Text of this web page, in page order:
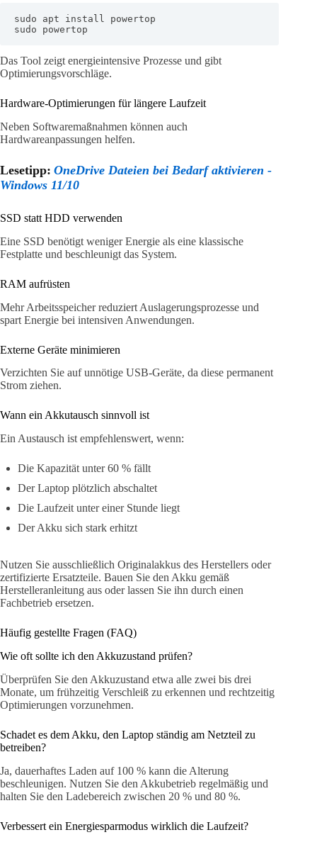
sudo apt install powertop
sudo powertop
Das Tool zeigt energieintensive Prozesse und gibt
Optimierungsvorschläge.
Hardware-Optimierungen für längere Laufzeit
Neben Softwaremaßnahmen können auch
Hardwareanpassungen helfen.
Lesetipp: OneDrive Dateien bei Bedarf aktivieren -
Windows 11/10
SSD statt HDD verwenden
Eine SSD benötigt weniger Energie als eine klassische
Festplatte und beschleunigt das System.
RAM aufrüsten
Mehr Arbeitsspeicher reduziert Auslagerungsprozesse und
spart Energie bei intensiven Anwendungen.
Externe Geräte minimieren
Verzichten Sie auf unnötige USB-Geräte, da diese permanent
Strom ziehen.
Wann ein Akkutausch sinnvoll ist
Ein Austausch ist empfehlenswert, wenn:
Die Kapazität unter 60 % fällt
Der Laptop plötzlich abschaltet
Die Laufzeit unter einer Stunde liegt
Der Akku sich stark erhitzt
Nutzen Sie ausschließlich Originalakkus des Herstellers oder
zertifizierte Ersatzteile. Bauen Sie den Akku gemäß
Herstelleranleitung aus oder lassen Sie ihn durch einen
Fachbetrieb ersetzen.
Häufig gestellte Fragen (FAQ)
Wie oft sollte ich den Akkuzustand prüfen?
Überprüfen Sie den Akkuzustand etwa alle zwei bis drei
Monate, um frühzeitig Verschleiß zu erkennen und rechtzeitig
Optimierungen vorzunehmen.
Schadet es dem Akku, den Laptop ständig am Netzteil zu
betreiben?
Ja, dauerhaftes Laden auf 100 % kann die Alterung
beschleunigen. Nutzen Sie den Akkubetrieb regelmäßig und
halten Sie den Ladebereich zwischen 20 % und 80 %.
Verbessert ein Energiesparmodus wirklich die Laufzeit?